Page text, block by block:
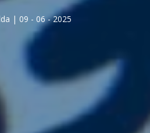
| 09 - 06 - 2025